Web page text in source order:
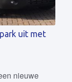
uit met
nieuwe